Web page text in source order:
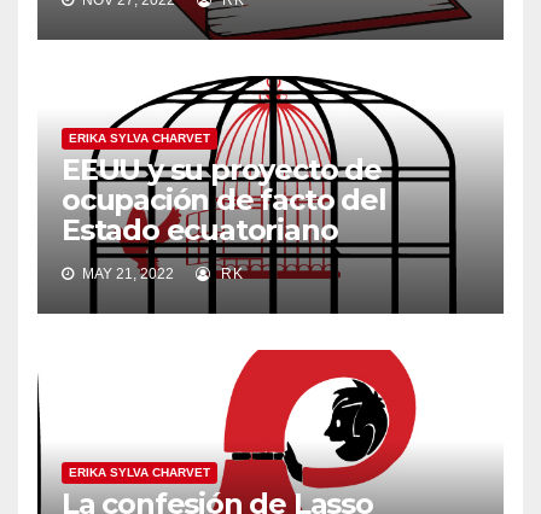
ERIKA SYLVA CHARVET
EEUU y su proyecto de
ocupación de facto del
Estado ecuatoriano
MAY 21, 2022 RK
ERIKA SYLVA CHARVET
La confesión de Lasso